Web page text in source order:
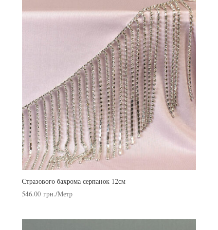
Стразового бахрома серпанок 12см
546.00 грн./Метр